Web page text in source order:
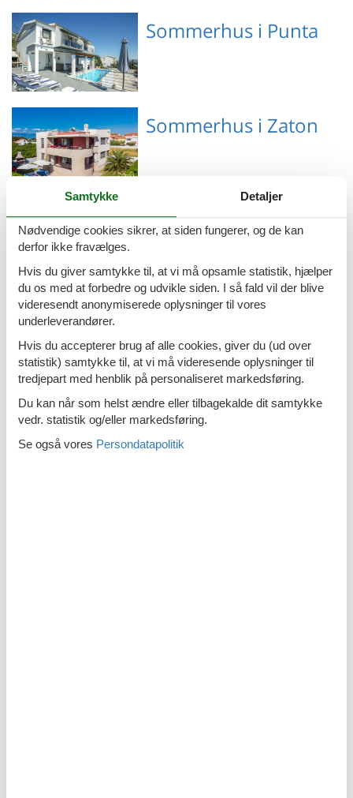
Emne nr.: 133-CDN318 Sommerhus i Punta
17
Sommerhus i Zaton
Sommerhus i Starigrad Paklenica
Emne nr.: 310-
HR4000.610.1
Emne nr.: 359-HR-23244-
17
Sommerhus i Krstovici
Samtykke Detaljer
Nødvendige cookies sikrer, at siden fungerer, og de kan
derfor ikke fravælges.
Hvis du giver samtykke til, at vi må opsamle statistik, hjælper
du os med at forbedre og udvikle siden. I så fald vil der blive
videresendt anonymiserede oplysninger til vores
underleverandører.
Hvis du accepterer brug af alle cookies, giver du (ud over
statistik) samtykke til, at vi må videresende oplysninger til
tredjepart med henblik på personaliseret markedsføring.
Du kan når som helst ændre eller tilbagekalde dit samtykke
vedr. statistik og/eller markedsføring.
Se også vores Persondatapolitik